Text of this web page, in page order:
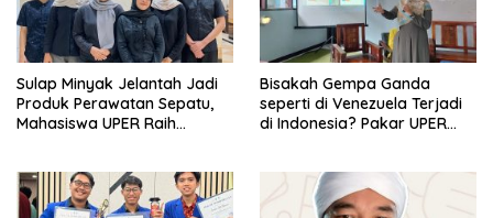
Sulap Minyak Jelantah Jadi
Produk Perawatan Sepatu,
Mahasiswa UPER Raih
Bisakah Gempa Ganda
seperti di Venezuela Terjadi
di Indonesia? Pakar UPER